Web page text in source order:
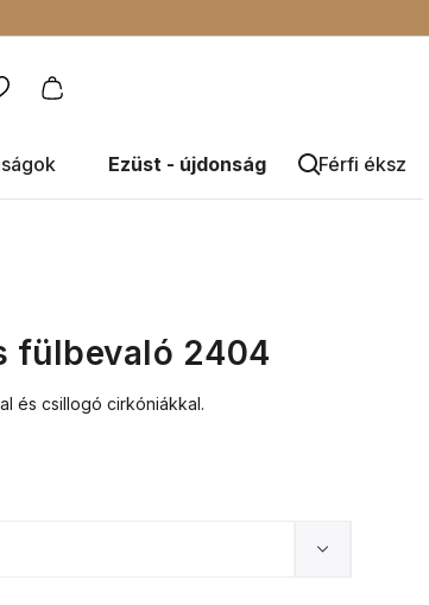
Ezüst - újdonság Férfi
fülbevaló 2404
és csillogó cirkóniákkal.